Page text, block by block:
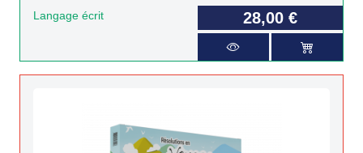
Langage écrit 28,00 €